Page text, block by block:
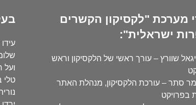
מערכת "לקסיקון הקשרים
ישראלית":
שוורץ – עורך ראשי של הלקסיקון וראש
סתר – עורכת הלקסיקון, מנהלת האתר
בפרויקט
טלי